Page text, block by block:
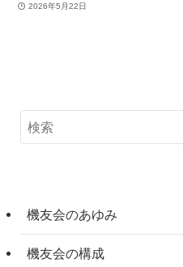
2026年5月22日
機友会のあゆみ
機友会の構成